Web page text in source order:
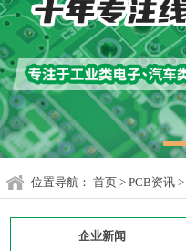
位置导航： 首页 > PCB资讯 >
企业新闻